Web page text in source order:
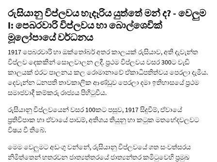
රුසියානු විප්ලවය හැදෑරිය යුත්තේ මන් ද? - වෙලුම
I: පෙබරවාරි විප්ලවය හා බොල්ශෙවික්
මූලෝපායේ වර්ධනය
1917 පෙබරවාරි හා ඔක්තෝබර් අතර කාලයක් රුසියාව, අති දැවැන්ත
විප්ලව දෙකකින් සොලවාලන ලදී. ප්‍රථම විප්ලවය වසර 300ට වැඩි
කාලයක් එරට පාලනය කල රොමානාවේ ඒකාධිපතිත්වය පෙරලා දැමීය.
දෙවැන්න ධනපති තාවකාලික ආණ්ඩුව පෙරලා දමා ඉතිහාසයේ ප්‍රථම
සමාජවාදී කම්කරු රාජ්‍යය පිහිටුවීය.
රුසියානු විප්ලවයෙන් වසර 100කට පසුව, 1917 සිදුවීම්, ඒවායේ
ප්‍රතිවිපාක හා ඒවායේ පාඩම්, අතිශය තියුනු හා කටුක මතභේදවලවට
විෂය වී තිබේ.
මෙම වෙලුමට අඩංගු වන්නේ, රුසියානු විප්ලවයේ ශත සංවත්සරය
නිමිත්තෙන් හතරවන ජාත්‍යත්තරයේ ජාත්‍යන්තර කමිටුවෙහි ප්‍රමුඛ